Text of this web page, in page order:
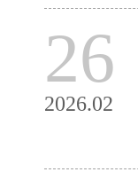
26
2026.02